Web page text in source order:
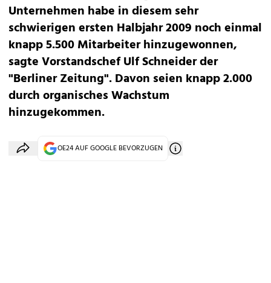
Unternehmen habe in diesem sehr
schwierigen ersten Halbjahr 2009 noch einmal
knapp 5.500 Mitarbeiter hinzugewonnen,
sagte Vorstandschef Ulf Schneider der
"Berliner Zeitung". Davon seien knapp 2.000
durch organisches Wachstum
hinzugekommen.
OE24 AUF GOOGLE BEVORZUGEN